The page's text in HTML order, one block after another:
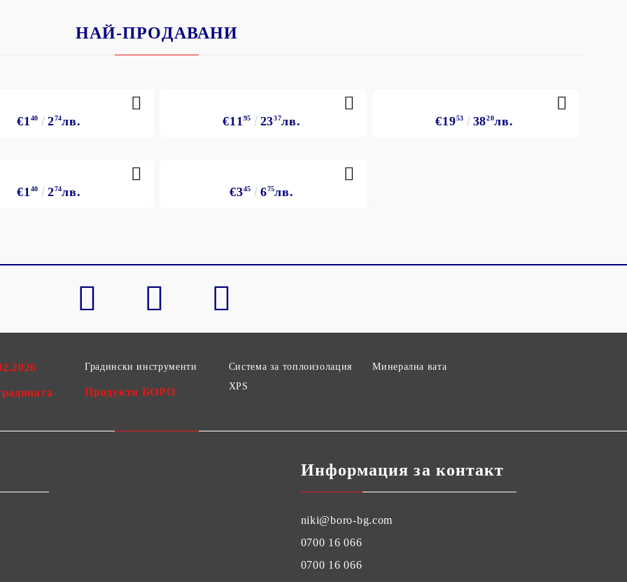
НАЙ-ПРОДАВАНИ
€1 40 274лв. €11 95 2337лв. €1953 3820лв.
€1 40 274лв. €345 675лв.
Градински инструменти
Продукти БОРО
Система за топлоизолация
XPS
Минерална вата
Информация за контакт
niki@boro-bg.com
0700 16 066
0700 16 066